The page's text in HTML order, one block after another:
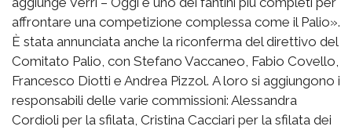
affrontare una competizione complessa come il Palio».
È stata annunciata anche la riconferma del direttivo del
Comitato Palio, con Stefano Vaccaneo, Fabio Covello,
Francesco Diotti e Andrea Pizzol. A loro si aggiungono i
responsabili delle varie commissioni: Alessandra
Cordioli per la sfilata, Cristina Cacciari per la sfilata dei